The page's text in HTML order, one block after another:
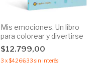
Mis emociones. Un libro
para colorear y divertirse
$12.799,00
3 x$4.266,33 sin interés